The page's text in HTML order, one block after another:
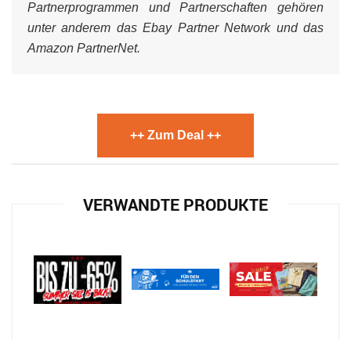
Partnerprogrammen und Partnerschaften gehören
unter anderem das Ebay Partner Network und das
Amazon PartnerNet.
++ Zum Deal ++
VERWANDTE PRODUKTE